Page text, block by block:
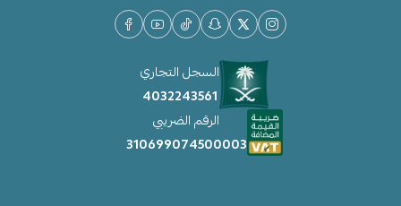
السجل التجاري
4032243561
الرقم الضريبي
310699074500003